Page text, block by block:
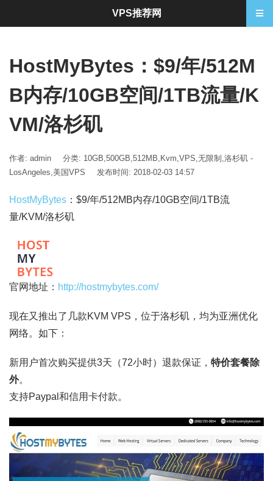
HostMyBytes：$9/年/512M
B内存/10GB空间/1TB流量/K
VM/洛杉矶
作者: admin 分类: 10GB,500GB,512MB, Kvm,VPS,无限制 ,洛杉矶 -
LosAngeles,美国VPS 发布时间: 2018-02-03 14:57
HostMyBytes ：$9/年/512MB内存/10GB空间/1TB流
量/KVM/洛杉矶
官网地址： http://hostmybytes.com/
现在又推出了几款KVM VPS，位于洛杉矶，均为亚洲优化
网络。如下：
新用户首次购买提供3天（72小时）退款保证， 特价套餐除
外。
支持Paypal和信用卡付款。
VPS推荐网